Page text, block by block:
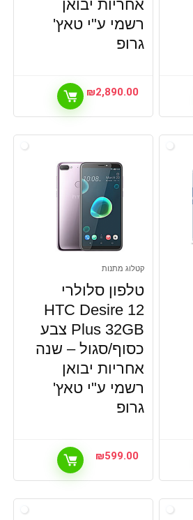
אחריות יבואן
רשמי ע"י טאץ'
גרופ
₪2,890.00
קטלוג מתנות
טלפון סלולרי
HTC Desire 12
Plus 32GB צבע
כסוף/סגול – שנה
אחריות יבואן
רשמי ע"י טאץ'
גרופ
₪599.00